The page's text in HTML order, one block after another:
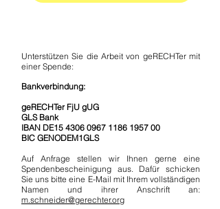
Unterstützen Sie die Arbeit von geRECHTer mit
einer Spende:
Bankverbindung:
geRECHTer FjU gUG
GLS Bank
IBAN DE15 4306 0967 1186 1957 00
BIC GENODEM1GLS
Auf Anfrage stellen wir Ihnen gerne eine
Spendenbescheinigung aus. Dafür schicken
Sie uns bitte eine E-Mail mit Ihrem vollständigen
Namen und ihrer Anschrift an:
m.schneider@gerechter.org